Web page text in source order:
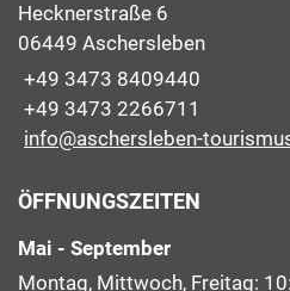
Hecknerstraße 6
06449 Aschersleben
+49 3473 8409440
+49 3473 2266711
info@aschersleben-
ÖFFNUNGSZEITEN
Mai - September
Montag, Mittwoch, Freitag: